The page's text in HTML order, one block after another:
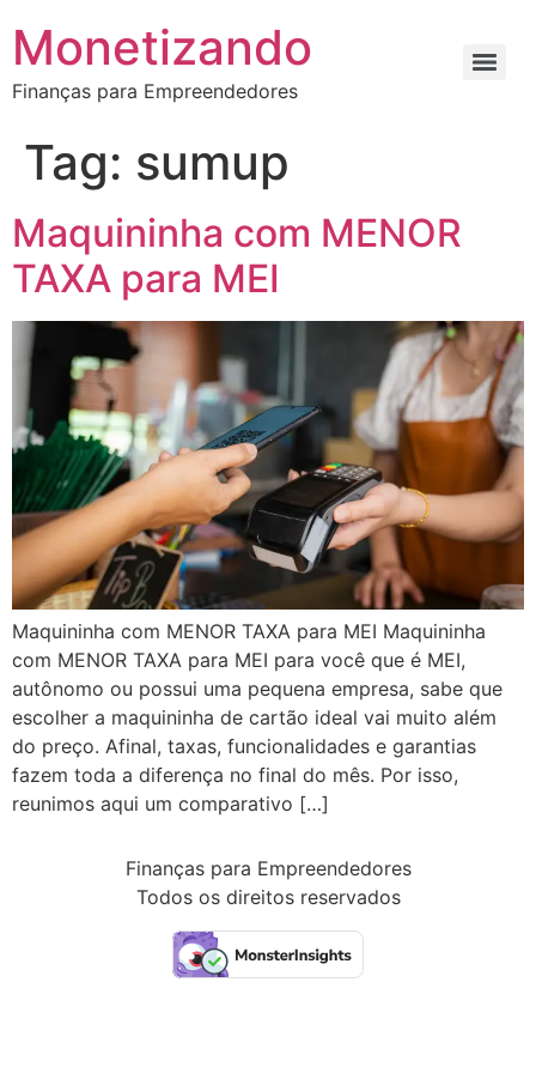
Monetizando
Finanças para Empreendedores
Tag: sumup
Maquininha com MENOR
TAXA para MEI
Maquininha com MENOR TAXA para MEI Maquininha
com MENOR TAXA para MEI para você que é MEI,
autônomo ou possui uma pequena empresa, sabe que
escolher a maquininha de cartão ideal vai muito além
do preço. Afinal, taxas, funcionalidades e garantias
fazem toda a diferença no final do mês. Por isso,
reunimos aqui um comparativo […]
Finanças para Empreendedores
Todos os direitos reservados